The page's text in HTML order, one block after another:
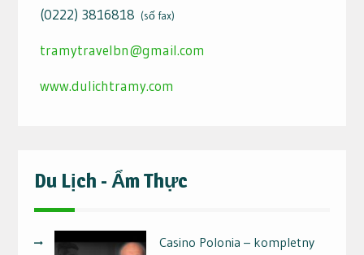
(0222) 3816818 (số fax)
tramytravelbn@gmail.com
www.dulichtramy.com
Du Lịch - Ẩm Thực
Casino Polonia – kompletny